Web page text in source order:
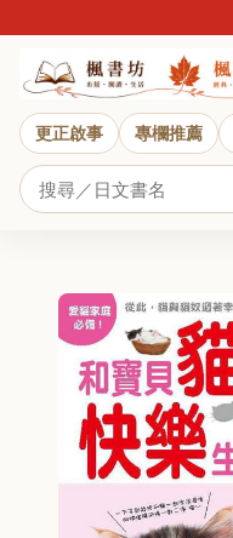
更正啟事 專欄推薦